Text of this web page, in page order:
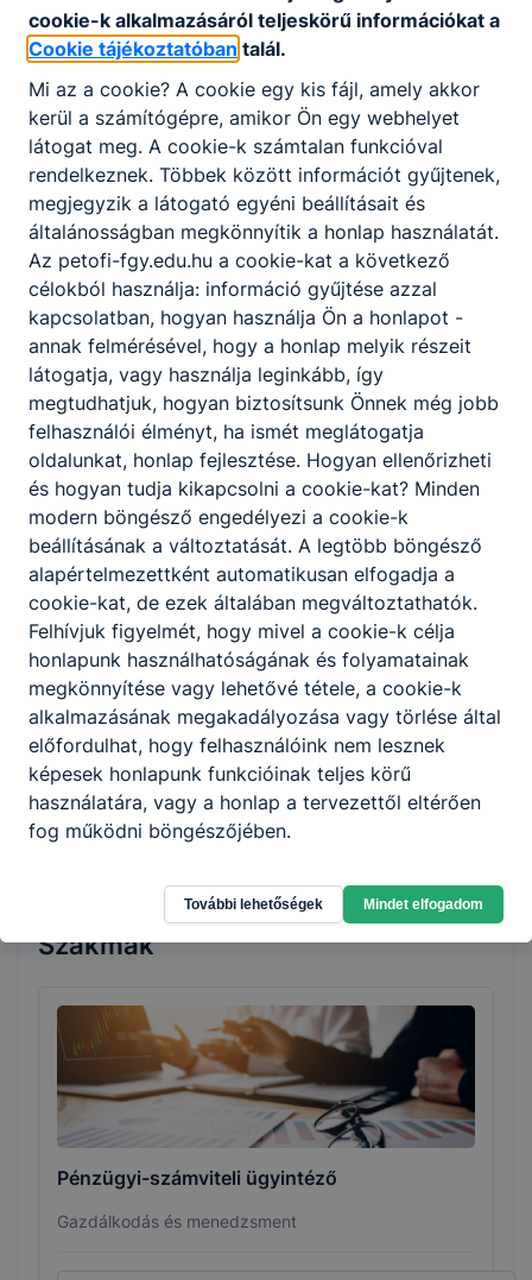
szakképesítést is szerezhetek?
Igen. Az első két szakma megszerzését
felnőttképzési jogviszonyban is ingyenesen
biztosítja az állami szakképző intézmény és
az együttműködési megállapodással
rendelkező nem állami szakképző intézmény
annak, aki a szakképzésben ingyenes
részvételre jogosult. Ingyenes képzéseinken
az első képesítő vizsga letételéig
térítésmentesen tanulhatnak azok, akik még
nem rendelkeznek az új szakképzési
rendszerben szerzett szakképesítéssel
Munka mellett is tudok szakmát vagy
államilag elismert szakképesítést szerezni?
Az iskolák a felnőttek számára mind a
szakmai oktatást, mind a szakmai képzést
rugalmasan, akár munka mellett, rövid idő
alatt szervezik meg, gyakran az esti órákban,
akár hétvégén is. Az egyes intézmények
képzési programja sokszor ezért is tér el
egymástól, igazodva a Képzési és Kimeneteli
Követelményekben, szakképesítés esetén a
Programkövetelményekben meghatározott
tartalmakhoz és a helyi igényekhez.
Szakmák
Pénzügyi-számviteli ügyintéző
Gazdálkodás és menedzsment
cookie-k alkalmazásáról teljeskörű információkat a
Cookie tájékoztatóban talál.
Mi az a cookie? A cookie egy kis fájl, amely akkor
kerül a számítógépre, amikor Ön egy webhelyet
látogat meg. A cookie-k számtalan funkcióval
rendelkeznek. Többek között információt gyűjtenek,
megjegyzik a látogató egyéni beállításait és
általánosságban megkönnyítik a honlap használatát.
Az petofi-fgy.edu.hu a cookie-kat a következő
célokból használja: információ gyűjtése azzal
kapcsolatban, hogyan használja Ön a honlapot -
annak felmérésével, hogy a honlap melyik részeit
látogatja, vagy használja leginkább, így
megtudhatjuk, hogyan biztosítsunk Önnek még jobb
felhasználói élményt, ha ismét meglátogatja
oldalunkat, honlap fejlesztése. Hogyan ellenőrizheti
és hogyan tudja kikapcsolni a cookie-kat? Minden
modern böngésző engedélyezi a cookie-k
beállításának a változtatását. A legtöbb böngésző
alapértelmezettként automatikusan elfogadja a
cookie-kat, de ezek általában megváltoztathatók.
Felhívjuk figyelmét, hogy mivel a cookie-k célja
honlapunk használhatóságának és folyamatainak
megkönnyítése vagy lehetővé tétele, a cookie-k
alkalmazásának megakadályozása vagy törlése által
előfordulhat, hogy felhasználóink nem lesznek
képesek honlapunk funkcióinak teljes körű
használatára, vagy a honlap a tervezettől eltérően
fog működni böngészőjében.
További lehetőségek Mindet elfogadom